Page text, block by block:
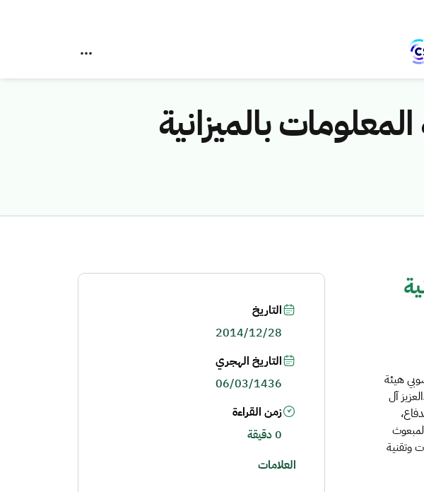
بالميزانية
هيئة
آل
وتقنية
التاريخ
2014/12/28
التاريخ الهجري
06/03/1436
زمن القراءة
0 دقيقة
العلامات